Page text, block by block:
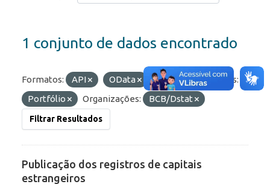
1 conjunto de dados encontrado
Formatos: API OData JSON
Etiquetas:
Portfólio
Organizações: BCB/Dstat
Filtrar Resultados
Publicação dos registros de capitais
estrangeiros